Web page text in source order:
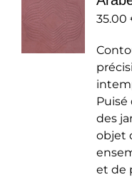
35.00
Puisé
des
objet
et de